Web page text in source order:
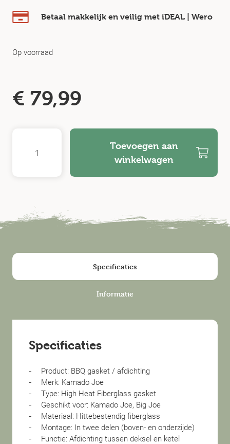
Betaal makkelijk en veilig met iDEAL | Wero
Op voorraad
€ 79,99
Toevoegen aan
winkelwagen
Specificaties
Informatie
Specificaties
Product: BBQ gasket / afdichting
Merk: Kamado Joe
Type: High Heat Fiberglass gasket
Geschikt voor: Kamado Joe, Big Joe
Materiaal: Hittebestendig fiberglass
Montage: In twee delen (boven- en onderzijde)
Functie: Afdichting tussen deksel en ketel